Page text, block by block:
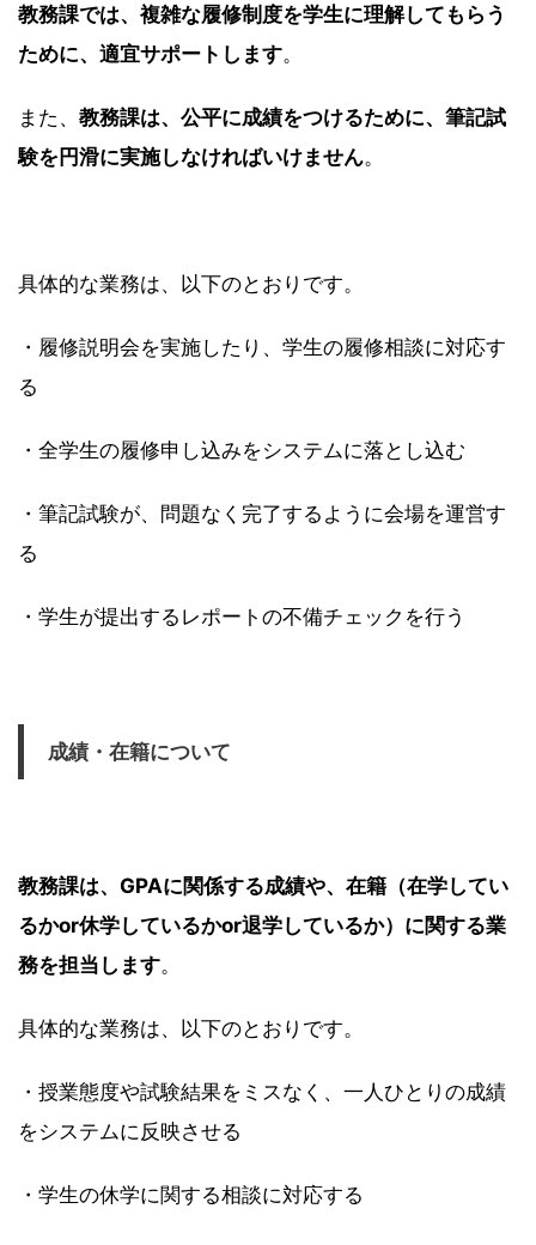
教務課では、複雑な履修制度を学生に理解してもらう
ために、適宜サポートします。
また、 教務課は、公平に成績をつけるために、筆記試
験を円滑に実施しなければいけません。
具体的な業務は、以下のとおりです。
・履修説明会を実施したり、学生の履修相談に対応す
る
・全学生の履修申し込みをシステムに落とし込む
・筆記試験が、問題なく完了するように会場を運営す
る
・学生が提出するレポートの不備チェックを行う
成績・在籍について
教務課は、GPAに関係する成績や、在籍（在学してい
るかor休学しているかor退学しているか）に関する業
務を担当します。
具体的な業務は、以下のとおりです。
・授業態度や試験結果をミスなく、一人ひとりの成績
をシステムに反映させる
・学生の休学に関する相談に対応する